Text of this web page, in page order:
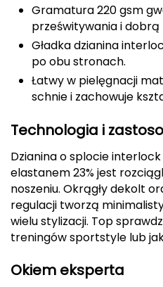
Columbia
Comodo
Deuter
Dolomite
E
EISBAR
Gramatura 220 gsm
prześwitywania i dobrą
Gładka dzianina
po obu stronach.
Łatwy w pielęgnacji
schnie i zachowuje
Technologia i
Dzianina o splocie
elastanem 23% jest
noszeniu. Okrągły dekolt
regulacji tworzą
wielu stylizacji. Top
treningów sportstyle lub
Okiem eksperta